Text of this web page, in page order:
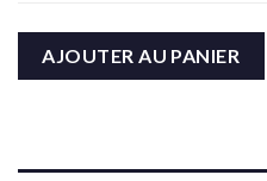
AJOUTER AU PANIER